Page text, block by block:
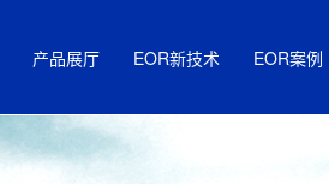
产品展厅 EOR新技术 EOR案例